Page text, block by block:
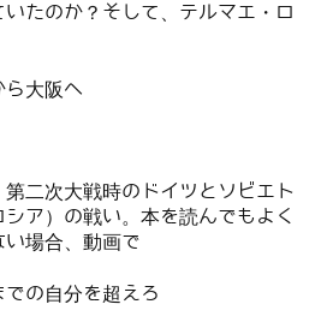
いたのか？そして、テルマエ・ロ
ら大阪へ
第二次大戦時のドイツとソビエト
シア）の戦い。本を読んでもよく
い場合、動画で
での自分を超えろ